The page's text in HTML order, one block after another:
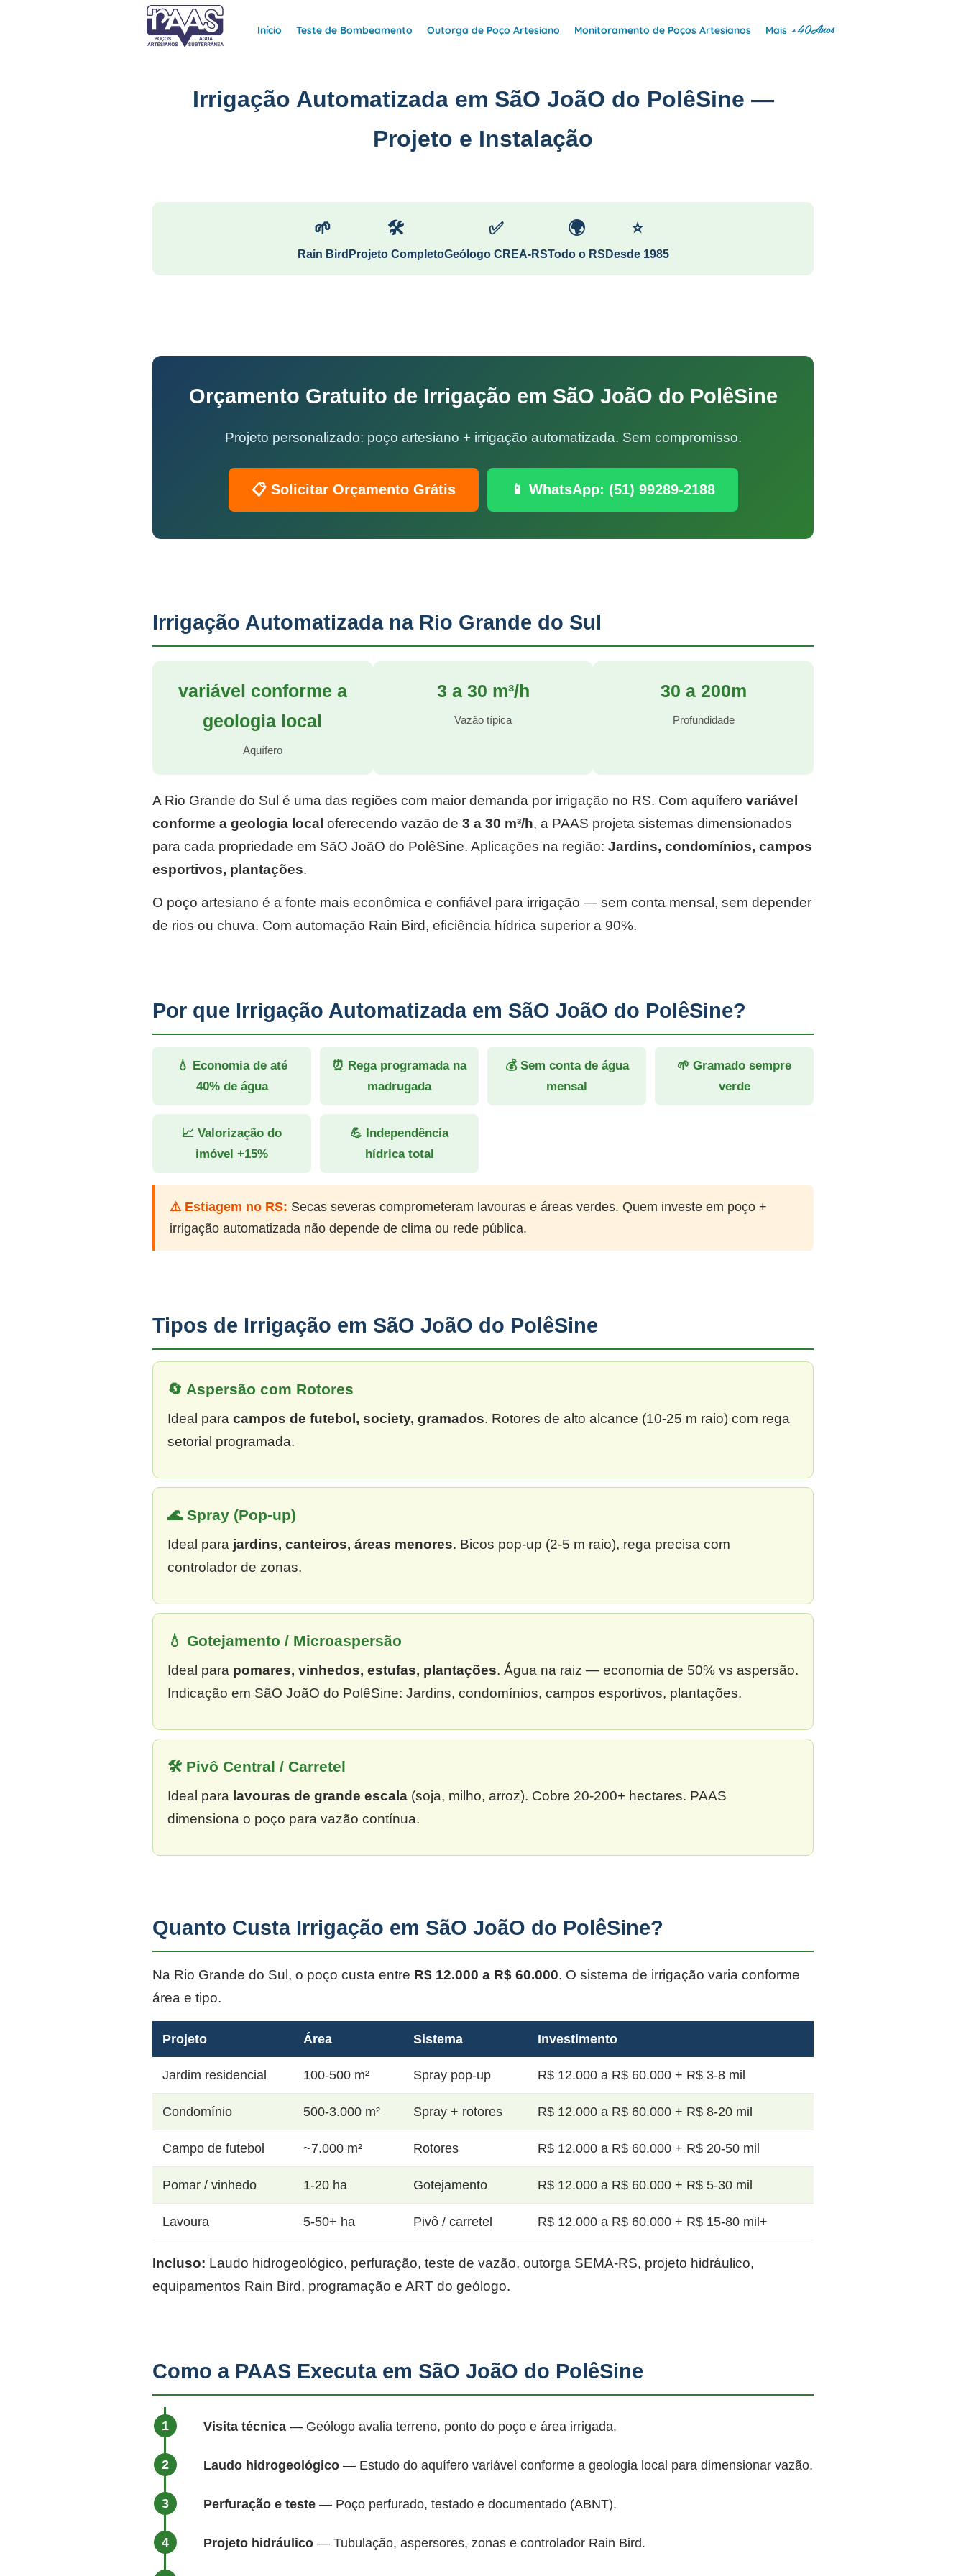
Início Teste de Bombeamento Outorga de Poço Artesiano Monitoramento de Poços Artesianos Mais +40Anos
Irrigação Automatizada em SãO JoãO do PolêSine —
Projeto e Instalação
🌱
Rain Bird
🛠
Projeto Completo
✅
Geólogo CREA-RS
🌍
Todo o RS
⭐
Desde 1985
Orçamento Gratuito de Irrigação em SãO JoãO do PolêSine
Projeto personalizado: poço artesiano + irrigação automatizada. Sem compromisso.
📋 Solicitar Orçamento Grátis 📱 WhatsApp: (51) 99289-2188
Irrigação Automatizada na Rio Grande do Sul
variável conforme a
geologia local
Aquífero
3 a 30 m³/h
Vazão típica
30 a 200m
Profundidade
A Rio Grande do Sul é uma das regiões com maior demanda por irrigação no RS. Com aquífero variável
conforme a geologia local oferecendo vazão de 3 a 30 m³/h, a PAAS projeta sistemas dimensionados
para cada propriedade em SãO JoãO do PolêSine. Aplicações na região: Jardins, condomínios, campos
esportivos, plantações.
O poço artesiano é a fonte mais econômica e confiável para irrigação — sem conta mensal, sem depender
de rios ou chuva. Com automação Rain Bird, eficiência hídrica superior a 90%.
Por que Irrigação Automatizada em SãO JoãO do PolêSine?
💧 Economia de até
40% de água
⏰ Rega programada na
madrugada
💰 Sem conta de água
mensal
🌱 Gramado sempre
verde
📈 Valorização do
imóvel +15%
💪 Independência
hídrica total
⚠ Estiagem no RS: Secas severas comprometeram lavouras e áreas verdes. Quem investe em poço +
irrigação automatizada não depende de clima ou rede pública.
Tipos de Irrigação em SãO JoãO do PolêSine
🔄 Aspersão com Rotores
Ideal para campos de futebol, society, gramados. Rotores de alto alcance (10-25 m raio) com rega
setorial programada.
🌊 Spray (Pop-up)
Ideal para jardins, canteiros, áreas menores. Bicos pop-up (2-5 m raio), rega precisa com
controlador de zonas.
💧 Gotejamento / Microaspersão
Ideal para pomares, vinhedos, estufas, plantações. Água na raiz — economia de 50% vs aspersão.
Indicação em SãO JoãO do PolêSine: Jardins, condomínios, campos esportivos, plantações.
🛠 Pivô Central / Carretel
Ideal para lavouras de grande escala (soja, milho, arroz). Cobre 20-200+ hectares. PAAS
dimensiona o poço para vazão contínua.
Quanto Custa Irrigação em SãO JoãO do PolêSine?
Na Rio Grande do Sul, o poço custa entre R$ 12.000 a R$ 60.000. O sistema de irrigação varia conforme
área e tipo.
Projeto Área Sistema Investimento
Jardim residencial 100-500 m² Spray pop-up R$ 12.000 a R$ 60.000 + R$ 3-8 mil
Condomínio 500-3.000 m² Spray + rotores R$ 12.000 a R$ 60.000 + R$ 8-20 mil
Campo de futebol ~7.000 m² Rotores R$ 12.000 a R$ 60.000 + R$ 20-50 mil
Pomar / vinhedo 1-20 ha Gotejamento R$ 12.000 a R$ 60.000 + R$ 5-30 mil
Lavoura 5-50+ ha Pivô / carretel R$ 12.000 a R$ 60.000 + R$ 15-80 mil+
Incluso: Laudo hidrogeológico, perfuração, teste de vazão, outorga SEMA-RS, projeto hidráulico,
equipamentos Rain Bird, programação e ART do geólogo.
Como a PAAS Executa em SãO JoãO do PolêSine
Visita técnica — Geólogo avalia terreno, ponto do poço e área irrigada.
Laudo hidrogeológico — Estudo do aquífero variável conforme a geologia local para dimensionar vazão.
Perfuração e teste — Poço perfurado, testado e documentado (ABNT).
Projeto hidráulico — Tubulação, aspersores, zonas e controlador Rain Bird.